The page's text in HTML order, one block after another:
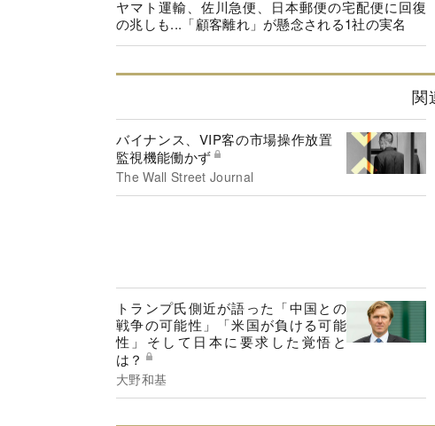
ヤマト運輸、佐川急便、日本郵便の宅配便に回復
の兆しも...「顧客離れ」が懸念される1社の実名
関
バイナンス、VIP客の市場操作放置
監視機能働かず
The Wall Street Journal
トランプ氏側近が語った「中国との
戦争の可能性」「米国が負ける可能
性」そして日本に要求した覚悟と
は？
大野和基